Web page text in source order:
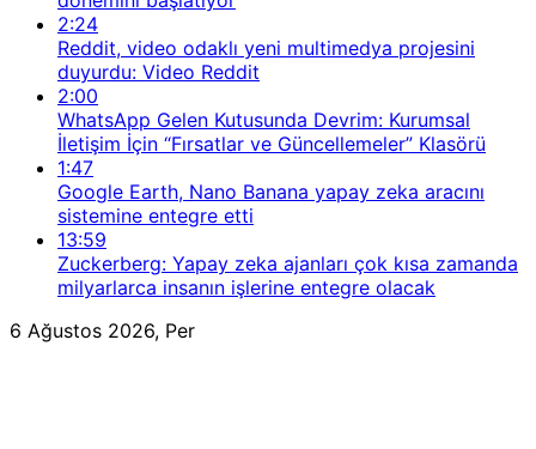
2:24
Reddit, video odaklı yeni multimedya projesini
duyurdu: Video Reddit
2:00
WhatsApp Gelen Kutusunda Devrim: Kurumsal
İletişim İçin “Fırsatlar ve Güncellemeler” Klasörü
1:47
Google Earth, Nano Banana yapay zeka aracını
sistemine entegre etti
13:59
Zuckerberg: Yapay zeka ajanları çok kısa zamanda
milyarlarca insanın işlerine entegre olacak
6 Ağustos 2026, Per